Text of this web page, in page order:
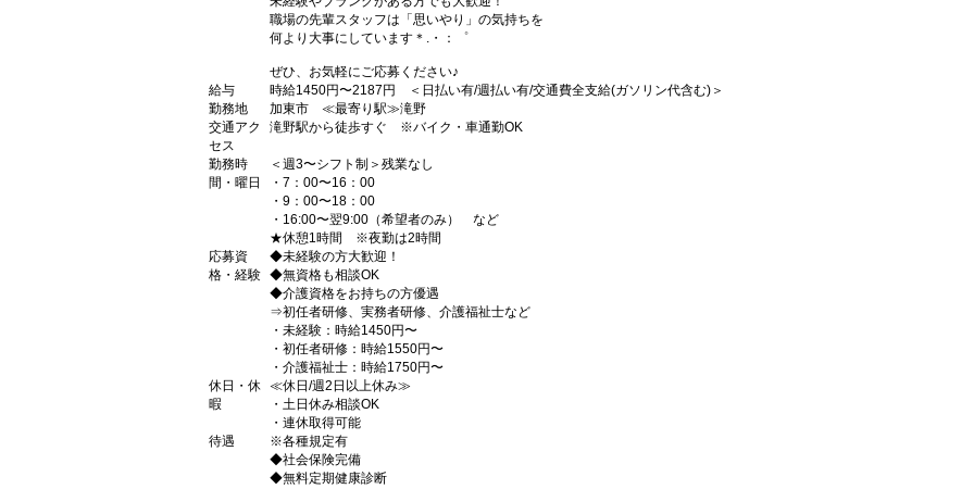
職場の先輩スタッフは「思いやり」の気持ちを
何より大事にしています＊.・：゜
ぜひ、お気軽にご応募ください♪
給与
時給1450円〜2187円 ＜日払い有/週払い有/交通費全支給(ガソリン代含む)＞
勤務地
加東市 ≪最寄り駅≫滝野
交通アク
セス
滝野駅から徒歩すぐ ※バイク・車通勤OK
勤務時
間・曜日
＜週3〜シフト制＞残業なし
・7：00〜16：00
・9：00〜18：00
・16:00〜翌9:00（希望者のみ） など
★休憩1時間 ※夜勤は2時間
応募資
格・経験
◆未経験の方大歓迎！
◆無資格も相談OK
◆介護資格をお持ちの方優遇
⇒初任者研修、実務者研修、介護福祉士など
・未経験：時給1450円〜
・初任者研修：時給1550円〜
・介護福祉士：時給1750円〜
休日・休
暇
≪休日/週2日以上休み≫
・土日休み相談OK
・連休取得可能
待遇
※各種規定有
◆社会保険完備
◆無料定期健康診断